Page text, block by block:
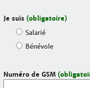
Je suis (obligatoire)
Salarié
Bénévole
Numéro de GSM